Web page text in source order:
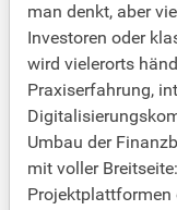
man denkt, aber
Investoren oder
wird vielerorts
Praxiserfahrung,
Umbau der
mit voller
Projektplattformen